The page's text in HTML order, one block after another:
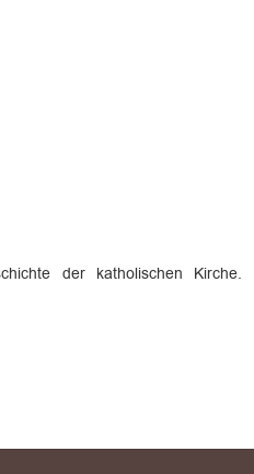
der katholischen Kirche.